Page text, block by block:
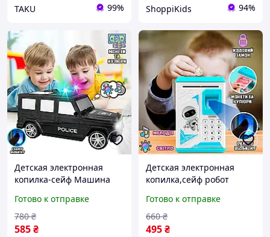
TAKU 99% ShoppiKids 94%
Детская электронная
копилка-сейф Машина
полицейское авто с
кодовым замком джип
Готово к отправке
585₴
780 ₴
Детская электронная
копилка,сейф робот
пальца и кодовым замком
Готово к отправке
495₴
660 ₴